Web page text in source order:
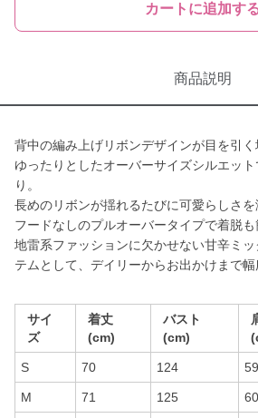
カートに追加す
商品説明
背中の編み上げリボンデザインが目を引く
ゆったりとしたオーバーサイズシルエッ
り。
長めのリボンが揺れるたびに可愛らしさを
フードなしのプルオーバータイプで着脱も
地雷系ファッションに欠かせない甘辛ミ
テムとして、デイリーからお出かけまで幅
サイ
ズ
着丈
(cm)
バスト
(cm)
S 70 124 59
M 71 125 60